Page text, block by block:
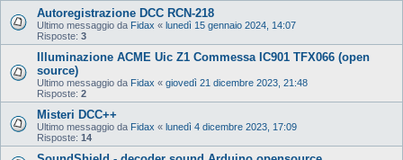
Autoregistrazione DCC RCN-218
Ultimo messaggio da Fidax « lunedì 15 gennaio 2024, 14:07
Risposte: 3
Illuminazione ACME Uic Z1 Commessa IC901 TFX066 (open
source)
Ultimo messaggio da Fidax « giovedì 21 dicembre 2023, 21:48
Risposte: 2
Misteri DCC++
Ultimo messaggio da Fidax « lunedì 4 dicembre 2023, 17:09
Risposte: 14